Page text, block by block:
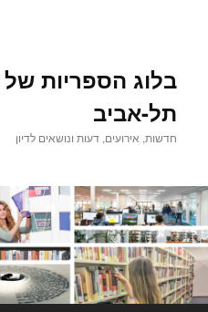
בלוג הספריות של
תל-אביב
חדשות, אירועים, דעות ונושאים לדיון